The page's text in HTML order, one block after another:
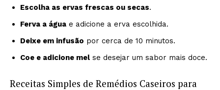
Escolha as ervas frescas ou secas.
Ferva a água e adicione a erva escolhida.
Deixe em infusão por cerca de 10 minutos.
Coe e adicione mel se desejar um sabor mais doce.
Receitas Simples de Remédios Caseiros para